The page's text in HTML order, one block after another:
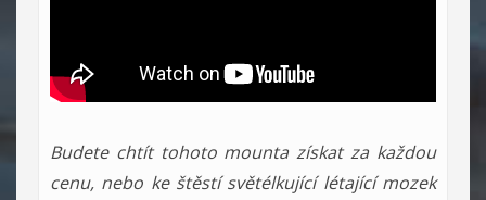
Budete chtít tohoto mounta získat za každou
cenu, nebo ke štěstí světélkující létající mozek